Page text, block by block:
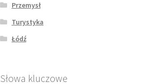
Przemysł
Turystyka
Łódź
Słowa kluczowe